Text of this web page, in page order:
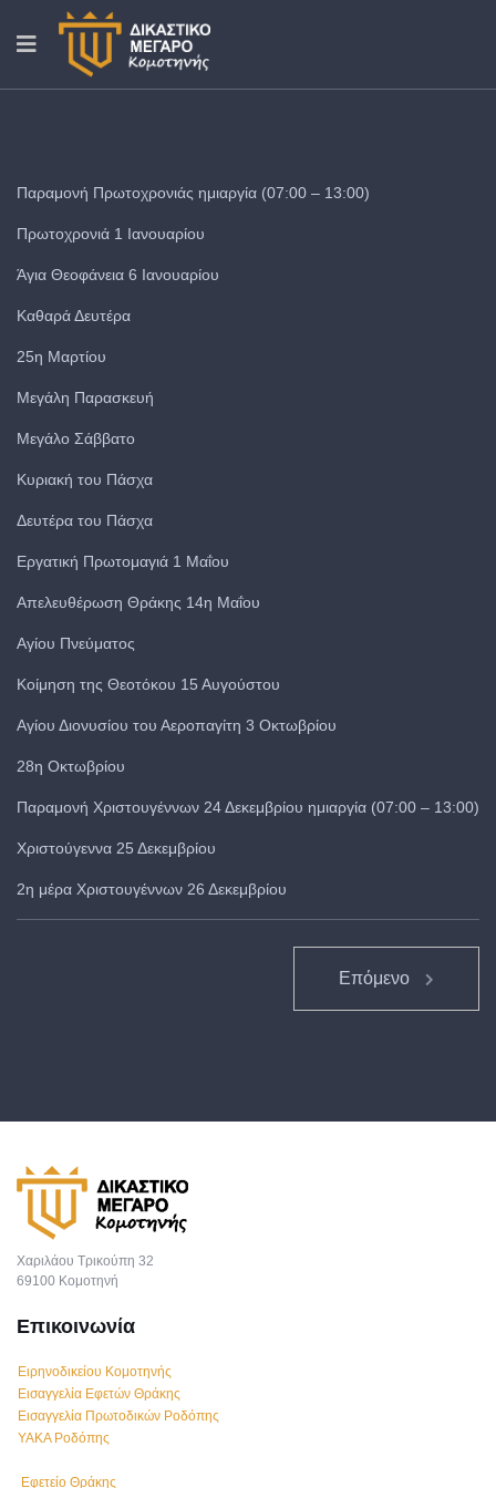
Παραμονή Πρωτοχρονιάς ημιαργία (07:00 – 13:00)
Πρωτοχρονιά 1 Ιανουαρίου
Άγια Θεοφάνεια 6 Ιανουαρίου
Καθαρά Δευτέρα
25η Μαρτίου
Μεγάλη Παρασκευή
Μεγάλο Σάββατο
Κυριακή του Πάσχα
Δευτέρα του Πάσχα
Εργατική Πρωτομαγιά 1 Μαΐου
Απελευθέρωση Θράκης 14η Μαΐου
Αγίου Πνεύματος
Κοίμηση της Θεοτόκου 15 Αυγούστου
Αγίου Διονυσίου του Αεροπαγίτη 3 Οκτωβρίου
28η Οκτωβρίου
Παραμονή Χριστουγέννων 24 Δεκεμβρίου ημιαργία (07:00 – 13:00)
Χριστούγεννα 25 Δεκεμβρίου
2η μέρα Χριστουγέννων 26 Δεκεμβρίου
Επόμενο
Χαριλάου Τρικούπη 32
69100 Κομοτηνή
Επικοινωνία
Ειρηνοδικείου Κομοτηνής
Εισαγγελία Εφετών Θράκης
Εισαγγελία Πρωτοδικών Ροδόπης
ΥΑΚΑ Ροδόπης
Εφετείο Θράκης